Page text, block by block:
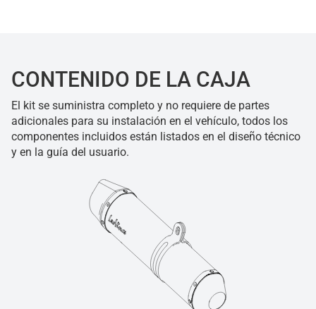
CONTENIDO DE LA CAJA
El kit se suministra completo y no requiere de partes
adicionales para su instalación en el vehículo, todos los
componentes incluidos están listados en el diseño técnico
y en la guía del usuario.